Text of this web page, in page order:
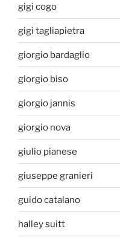
gigi cogo
gigi tagliapietra
giorgio bardaglio
giorgio biso
giorgio jannis
giorgio nova
giulio pianese
giuseppe granieri
guido catalano
halley suitt